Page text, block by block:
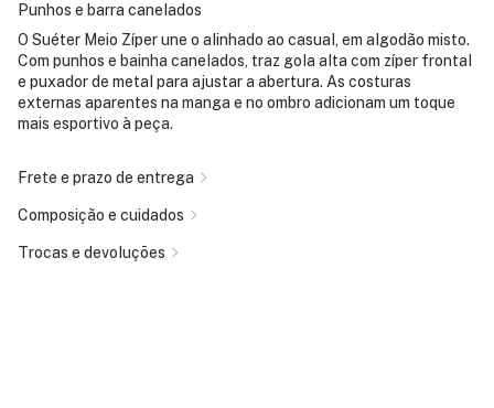
Punhos e barra canelados
O Suéter Meio Zíper une o alinhado ao casual, em algodão misto.
Com punhos e bainha canelados, traz gola alta com zíper frontal
e puxador de metal para ajustar a abertura. As costuras
externas aparentes na manga e no ombro adicionam um toque
mais esportivo à peça.
Frete e prazo de entrega
Composição e cuidados
Trocas e devoluções